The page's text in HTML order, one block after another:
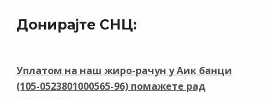
e
b
o
k
e
gr
m
k
e
n
er
p
p
Донирајте СНЦ:
Уплатом на наш жиро-рачун у Аик банци
(105-0523801000565-96) помажете рад